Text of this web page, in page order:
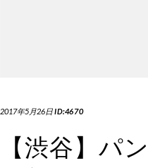
2017年5月26日ID:4670
【渋谷】パ